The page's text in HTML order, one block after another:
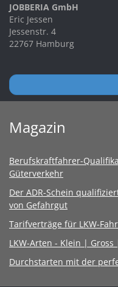
JOBBERIA GmbH
Eric Jessen
Jessenstr. 4
22767 Hamburg
Magazin
Berufskraftfahrer-
Güterverkehr
Der ADR-Schein
von Gefahrgut
Tarifverträge für LKW-
LKW-Arten - Klein | Gross
Durchstarten mit der